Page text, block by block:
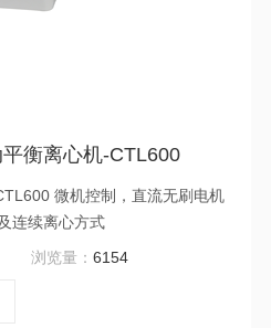
衡离心机-CTL600
微机控制，直流无刷电机
连续离心方式
浏览量：6154